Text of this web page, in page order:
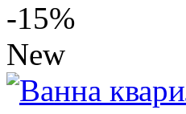
-15%
New